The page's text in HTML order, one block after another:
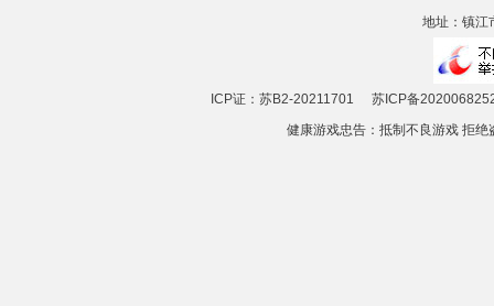
地址：镇江
ICP证：苏B2-20211701
苏ICP备
健康游戏忠告：抵制不良游戏 拒